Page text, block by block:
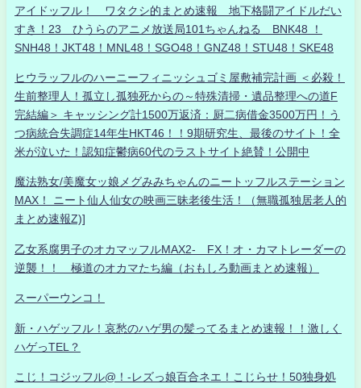
アイドッフル！ ワタクシ的まとめ速報 地下格闘アイドルだい
すき！23 ひうらのアニメ放送局101ちゃんねる BNK48 ！
SNH48！JKT48！MNL48！SGO48！GNZ48！STU48！SKE48
ヒウラッフルのハーニーフィニッシュゴミ屋敷補完計画 ＜必殺！
生前整理人！孤立し孤独死からの～特殊清掃・遺品整理への道F
完結編＞ キャッシング計1500万返済：厨二病借金3500万円！う
つ病統合失調症14年生HKT46！！9期研究生、最後のサイト！全
米が泣いた！認知症鬱病60代のラストサイト絶賛！公開中
魔法熟女/美魔女ッ娘メグみみちゃんのニートッフルステーション
MAX！ ニート仙人仙女の映画三昧老後生活！（無職孤独居老人的
まとめ速報Z)]
乙女系腐男子のオカマッフルMAX2- FX！オ・カマトレーダーの
逆襲！！ 極道のオカマたち編（おもしろ動画まとめ速報）
スーパーウンコ！
新・ハゲッフル！哀愁のハゲ男の髪ってるまとめ速報！！激しく
ハゲっTEL？
こじ！コジッフル@！-レズっ娘百合ネエ！こじらせ！50独身処